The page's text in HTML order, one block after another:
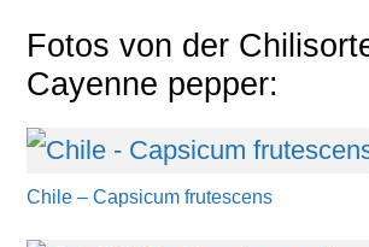
Fotos von der
Cayenne pepper:
Chile – Capsicum frutescens